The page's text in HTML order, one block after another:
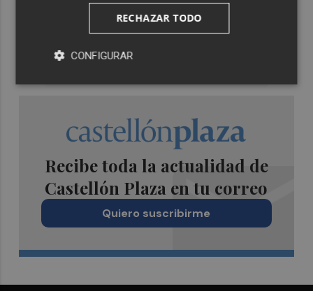
Recibe toda la actualidad de
Castellón Plaza en tu correo
Quiero suscribirme
RECHAZAR TODO
CONFIGURAR